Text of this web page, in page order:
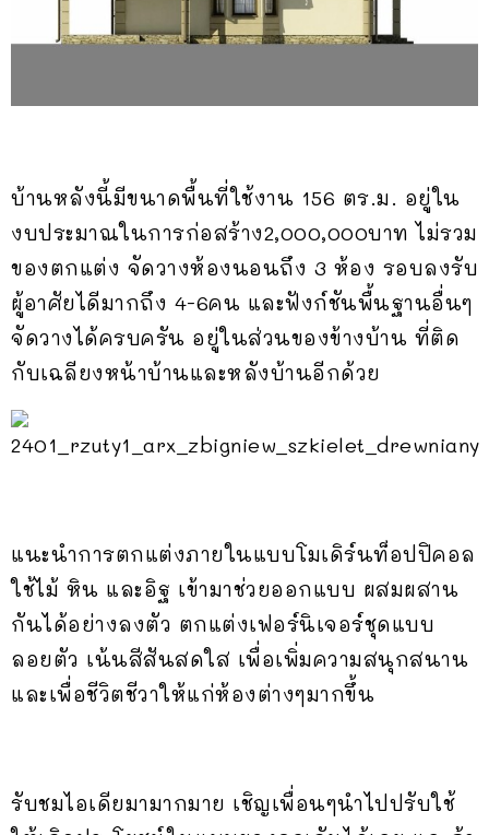
บ้านหลังนี้มีขนาดพื้นที่ใช้งาน 156 ตร.ม. อยู่ใน
งบประมาณในการก่อสร้าง2,000,000บาท ไม่รวม
ของตกแต่ง จัดวางห้องนอนถึง 3 ห้อง รอบลงรับ
ผู้อาศัยไดีมากถึง 4-6คน และฟังก์ชันพื้นฐานอื่นๆ
จัดวางได้ครบครัน อยู่ในส่วนของข้างบ้าน ที่ติด
กับเฉลียงหน้าบ้านและหลังบ้านอีกด้วย
แนะนำการตกแต่งภายในแบบโมเดิร์นท็อปปิคอล
ใช้ไม้ หิน และอิฐ เข้ามาช่วยออกแบบ ผสมผสาน
กันได้อย่างลงตัว ตกแต่งเฟอร์นิเจอร์ชุดแบบ
ลอยตัว เน้นสีสันสดใส เพื่อเพิ่มความสนุกสนาน
และเพื่อชีวิตชีวาให้แก่ห้องต่างๆมากขึ้น
รับชมไอเดียมามากมาย เชิญเพื่อนๆนำไปปรับใช้